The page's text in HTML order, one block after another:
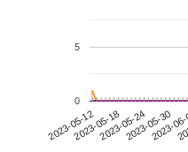
2023-05-122023-05-182023-05-242023-05-30
2023-
0
5